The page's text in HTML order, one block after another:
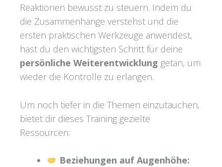
Reaktionen bewusst zu steuern. Indem du
die Zusammenhänge verstehst und die
ersten praktischen Werkzeuge anwendest,
hast du den wichtigsten Schritt für deine
persönliche Weiterentwicklung getan, um
wieder die Kontrolle zu erlangen.
Um noch tiefer in die Themen einzutauchen,
bietet dir dieses Training gezielte
Ressourcen:
Beziehungen auf Augenhöhe: